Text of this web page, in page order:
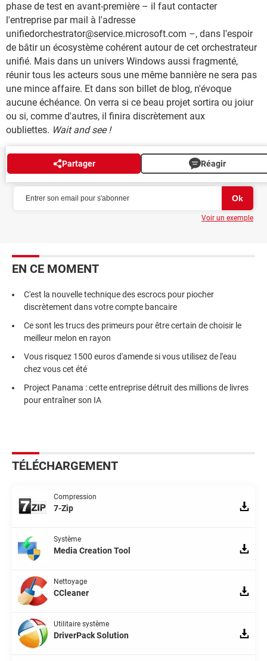
phase de test en avant-première – il faut contacter
l'entreprise par mail à l'adresse
unifiedorchestrator@service.microsoft.com –, dans l'espoir
de bâtir un écosystème cohérent autour de cet orchestrateur
unifié. Mais dans un univers Windows aussi fragmenté,
réunir tous les acteurs sous une même bannière ne sera pas
une mince affaire. Et dans son billet de blog, n'évoque
aucune échéance. On verra si ce beau projet sortira ou joiur
ou si, comme d'autres, il finira discrètement aux
oubliettes. Wait and see !
Partager Réagir
NEWSLETTER
Voir un exemple
EN CE MOMENT
C'est la nouvelle technique des escrocs pour piocher
discrètement dans votre compte bancaire
Ce sont les trucs des primeurs pour être certain de choisir le
meilleur melon en rayon
Vous risquez 1500 euros d'amende si vous utilisez de l'eau
chez vous cet été
Project Panama : cette entreprise détruit des millions de livres
pour entraîner son IA
TÉLÉCHARGEMENT
Compression
7-Zip
Système
Media Creation Tool
Nettoyage
CCleaner
Utilitaire système
DriverPack Solution